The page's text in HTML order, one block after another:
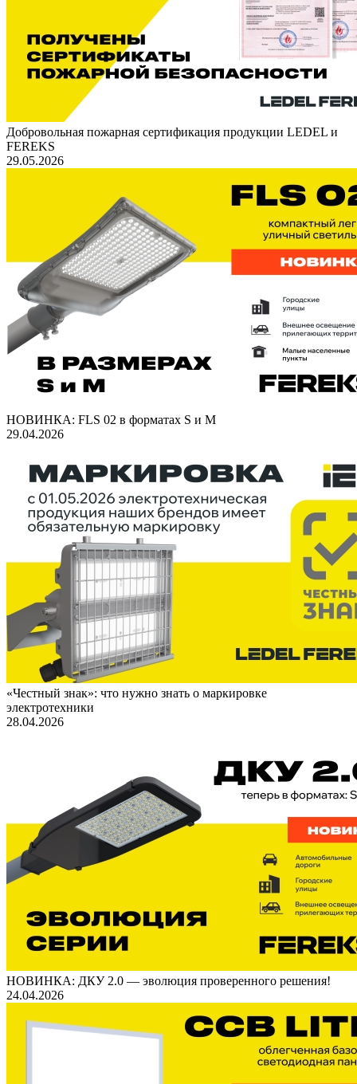
Добровольная пожарная сертификация продукции LEDEL и
FEREKS
29.05.2026
НОВИНКА: FLS 02 в форматах S и M
29.04.2026
«Честный знак»: что нужно знать о маркировке
электротехники
28.04.2026
НОВИНКА: ДКУ 2.0 — эволюция проверенного решения!
24.04.2026